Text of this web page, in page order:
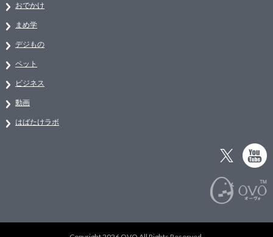
おでかけ
まめ学
デジもの
ペット
ビジネス
動画
はばたけラボ